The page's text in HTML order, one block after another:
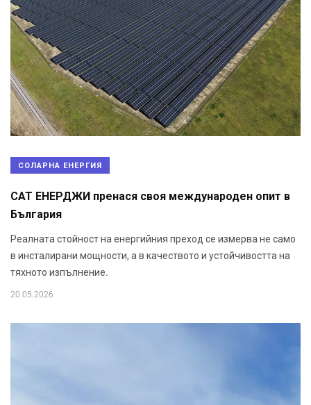
СОЛАРНА ЕНЕРГИЯ
САТ ЕНЕРДЖИ пренася своя международен опит в
България
Реалната стойност на енергийния преход се измерва не само
в инсталирани мощности, а в качеството и устойчивостта на
тяхното изпълнение.
20.05.2026